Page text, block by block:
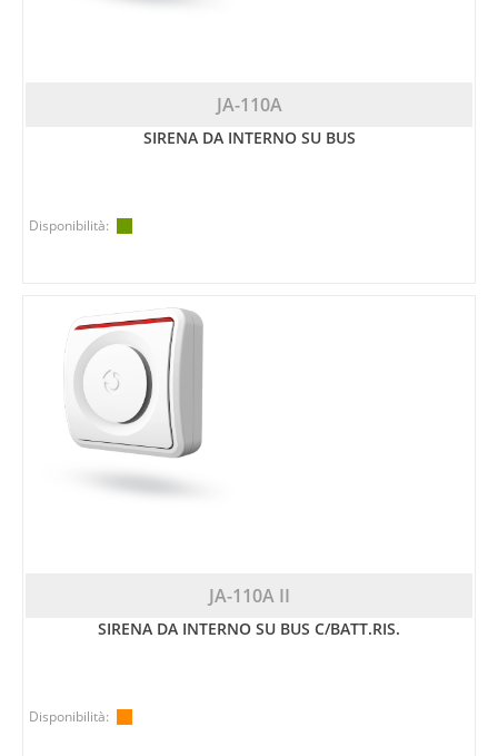
JA-110A
SIRENA DA INTERNO SU BUS
Disponibilità:
JA-110A II
SIRENA DA INTERNO SU BUS C/BATT.RIS.
Disponibilità: